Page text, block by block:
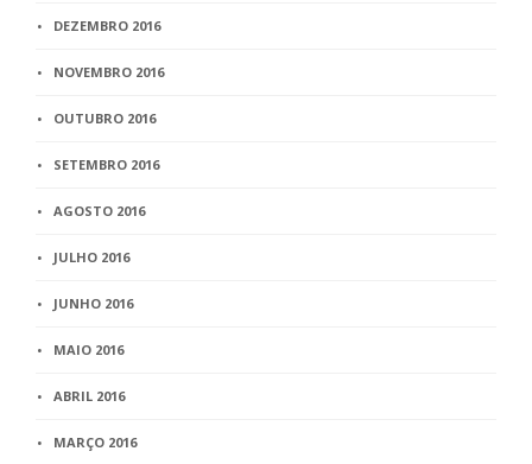
DEZEMBRO 2016
NOVEMBRO 2016
OUTUBRO 2016
SETEMBRO 2016
AGOSTO 2016
JULHO 2016
JUNHO 2016
MAIO 2016
ABRIL 2016
MARÇO 2016